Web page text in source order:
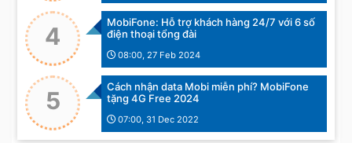
4
MobiFone: Hỗ trợ khách hàng 24/7 với 6 số
điện thoại tổng đài
08:00, 27 Feb 2024
5
Cách nhận data Mobi miễn phí? MobiFone
tặng 4G Free 2024
07:00, 31 Dec 2022